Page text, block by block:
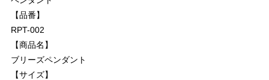
【品番】
RPT-002
【商品名】
ブリーズペンダント
【サイズ】